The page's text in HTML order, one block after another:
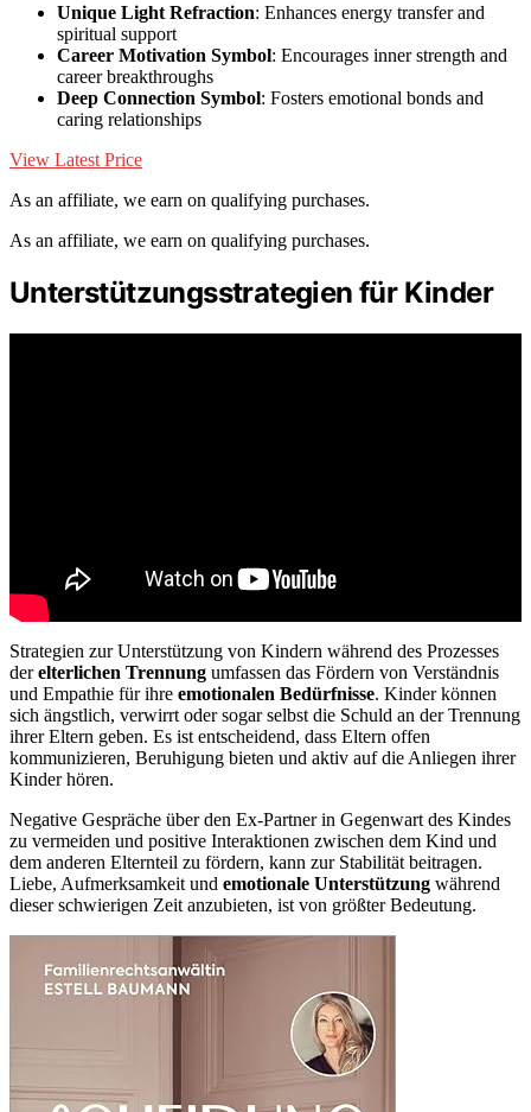
Unique Light Refraction: Enhances energy transfer and
spiritual support
Career Motivation Symbol: Encourages inner strength and
career breakthroughs
Deep Connection Symbol: Fosters emotional bonds and
caring relationships
View Latest Price
As an affiliate, we earn on qualifying purchases.
As an affiliate, we earn on qualifying purchases.
Unterstützungsstrategien für Kinder
Strategien zur Unterstützung von Kindern während des Prozesses
derelterlichen Trennung umfassen das Fördern von Verständnis
und Empathie für ihre emotionalen Bedürfnisse. Kinder können
sich ängstlich, verwirrt oder sogar selbst die Schuld an der Trennung
ihrer Eltern geben. Es ist entscheidend, dass Eltern offen
kommunizieren, Beruhigung bieten und aktiv auf die Anliegen ihrer
Kinder hören.
Negative Gespräche über den Ex-Partner in Gegenwart des Kindes
zu vermeiden und positive Interaktionen zwischen dem Kind und
dem anderen Elternteil zu fördern, kann zur Stabilität beitragen.
Liebe, Aufmerksamkeit und emotionale Unterstützung während
dieser schwierigen Zeit anzubieten, ist von größter Bedeutung.